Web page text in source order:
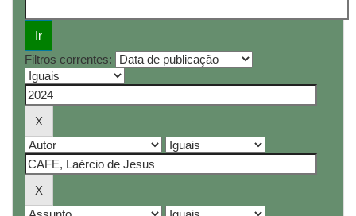
Filtros correntes: